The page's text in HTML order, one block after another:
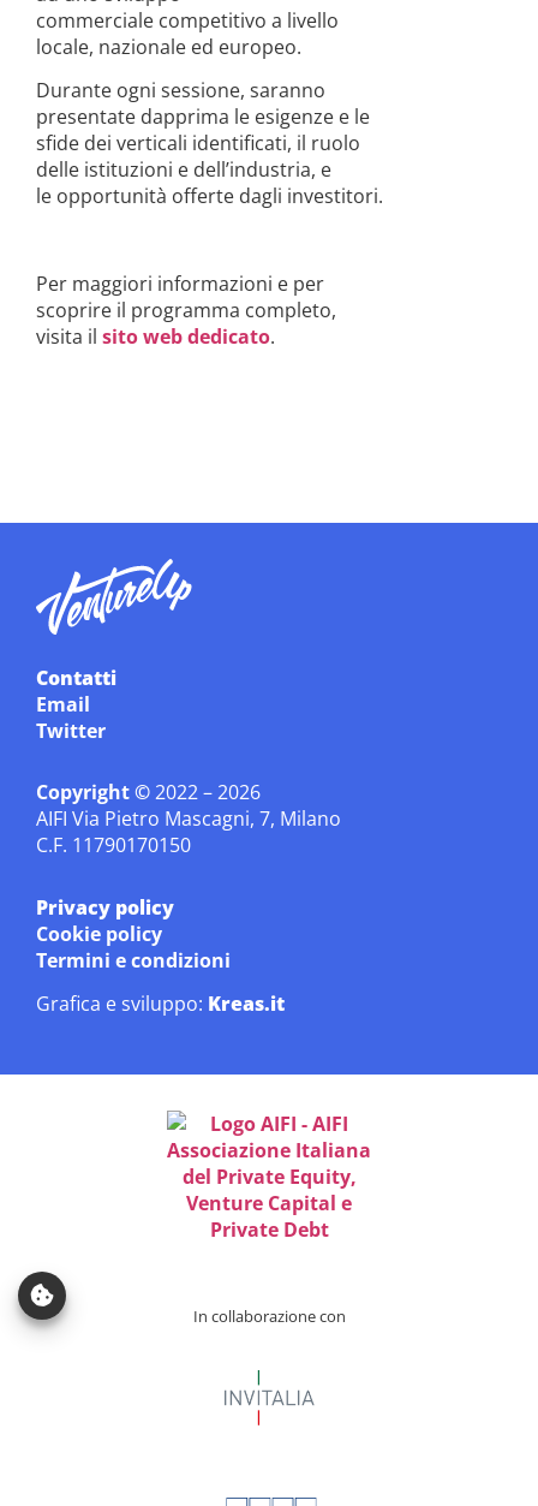
commerciale competitivo a livello
locale, nazionale ed europeo.
Durante ogni sessione, saranno
presentate dapprima le esigenze e le
sfide dei verticali identificati, il ruolo
delle istituzioni e dell’industria, e
le opportunità offerte dagli investitori.
Per maggiori informazioni e per
scoprire il programma completo,
visita il sito web dedicato.
Contatti
Email
Twitter
Copyright ©2022 – 2026
AIFI Via Pietro Mascagni, 7, Milano
C.F. 11790170150
Privacy policy
Cookie policy
Termini e condizioni
Grafica e sviluppo: Kreas.it
In collaborazione con